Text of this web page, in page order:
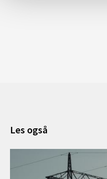
Les også